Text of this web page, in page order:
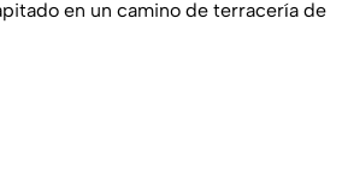
en un camino de terracería de